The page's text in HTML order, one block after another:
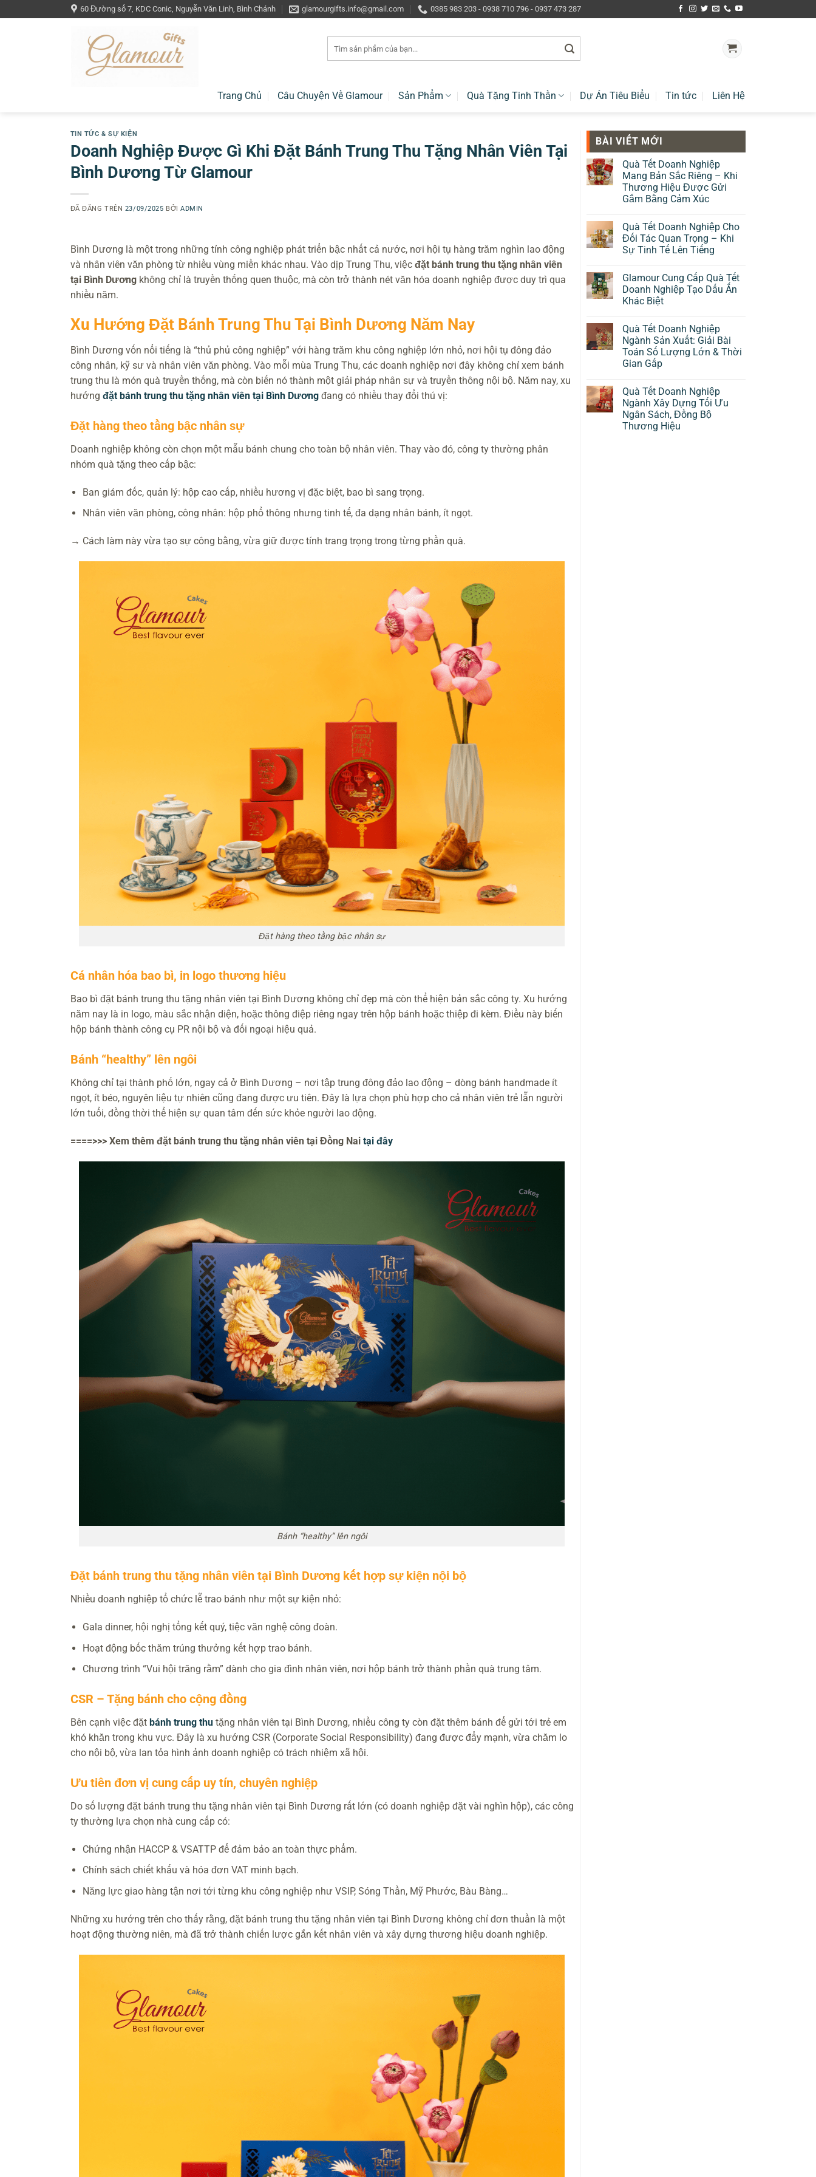
đến
60 Đường số 7, KDC Conic, Nguyễn Văn Linh, Bình Chánh glamourgifts.info@gmail.com 0385 983 203 - 0938 710 796 - 0937 473 287
kiếm:
Trang Chủ Câu Chuyện Về Glamour Sản Phẩm Quà Tặng Tinh Thần Dự Án Tiêu Biểu Tin tức Liên Hệ
TIN TỨC & SỰ KIỆN
Doanh Nghiệp Được Gì Khi Đặt Bánh Trung Thu Tặng Nhân Viên Tại
Bình Dương Từ Glamour
ĐÃ ĐĂNG TRÊN 23/09/2025 BỞIADMIN
Bình Dương là một trong những tỉnh công nghiệp phát triển bậc nhất cả nước, nơi hội tụ hàng trăm nghìn lao động
và nhân viên văn phòng từ nhiều vùng miền khác nhau. Vào dịp Trung Thu, việc đặt bánh trung thu tặng nhân viên
tại Bình Dươngkhông chỉ là truyền thống quen thuộc, mà còn trở thành nét văn hóa doanh nghiệp được duy trì qua
nhiều năm.
Xu Hướng Đặt Bánh Trung Thu Tại Bình Dương Năm Nay
Bình Dương vốn nổi tiếng là “thủ phủ công nghiệp” với hàng trăm khu công nghiệp lớn nhỏ, nơi hội tụ đông đảo
công nhân, kỹ sư và nhân viên văn phòng. Vào mỗi mùa Trung Thu, các doanh nghiệp nơi đây không chỉ xem bánh
trung thu là món quà truyền thống, mà còn biến nó thành một giải pháp nhân sự và truyền thông nội bộ. Năm nay, xu
hướng đặt bánh trung thu tặng nhân viên tại Bình Dương đang có nhiều thay đổi thú vị:
Đặt hàng theo tầng bậc nhân sự
Doanh nghiệp không còn chọn một mẫu bánh chung cho toàn bộ nhân viên. Thay vào đó, công ty thường phân
nhóm quà tặng theo cấp bậc:
Ban giám đốc, quản lý: hộp cao cấp, nhiều hương vị đặc biệt, bao bì sang trọng.
Nhân viên văn phòng, công nhân: hộp phổ thông nhưng tinh tế, đa dạng nhân bánh, ít ngọt.
→ Cách làm này vừa tạo sự công bằng, vừa giữ được tính trang trọng trong từng phần quà.
Đặt hàng theo tầng bậc nhân sự
Cá nhân hóa bao bì, in logo thương hiệu
Bao bì đặt bánh trung thu tặng nhân viên tại Bình Dương không chỉ đẹp mà còn thể hiện bản sắc công ty. Xu hướng
năm nay là in logo, màu sắc nhận diện, hoặc thông điệp riêng ngay trên hộp bánh hoặc thiệp đi kèm. Điều này biến
hộp bánh thành công cụ PR nội bộ và đối ngoại hiệu quả.
Bánh “healthy” lên ngôi
Không chỉ tại thành phố lớn, ngay cả ở Bình Dương – nơi tập trung đông đảo lao động – dòng bánh handmade ít
ngọt, ít béo, nguyên liệu tự nhiên cũng đang được ưu tiên. Đây là lựa chọn phù hợp cho cả nhân viên trẻ lẫn người
lớn tuổi, đồng thời thể hiện sự quan tâm đến sức khỏe người lao động.
====>>> Xem thêm đặt bánh trung thu tặng nhân viên tại Đồng Nai tại đây
Bánh “healthy” lên ngôi
Đặt bánh trung thu tặng nhân viên tại Bình Dương kết hợp sự kiện nội bộ
Nhiều doanh nghiệp tổ chức lễ trao bánh như một sự kiện nhỏ:
Gala dinner, hội nghị tổng kết quý, tiệc văn nghệ công đoàn.
Hoạt động bốc thăm trúng thưởng kết hợp trao bánh.
Chương trình “Vui hội trăng rằm” dành cho gia đình nhân viên, nơi hộp bánh trở thành phần quà trung tâm.
CSR – Tặng bánh cho cộng đồng
Bên cạnh việc đặt bánh trung thutặng nhân viên tại Bình Dương, nhiều công ty còn đặt thêm bánh để gửi tới trẻ em
khó khăn trong khu vực. Đây là xu hướng CSR (Corporate Social Responsibility) đang được đẩy mạnh, vừa chăm lo
cho nội bộ, vừa lan tỏa hình ảnh doanh nghiệp có trách nhiệm xã hội.
Ưu tiên đơn vị cung cấp uy tín, chuyên nghiệp
Do số lượng đặt bánh trung thu tặng nhân viên tại Bình Dương rất lớn (có doanh nghiệp đặt vài nghìn hộp), các công
ty thường lựa chọn nhà cung cấp có:
Chứng nhận HACCP & VSATTP để đảm bảo an toàn thực phẩm.
Chính sách chiết khấu và hóa đơn VAT minh bạch.
Năng lực giao hàng tận nơi tới từng khu công nghiệp như VSIP, Sóng Thần, Mỹ Phước, Bàu Bàng…
Những xu hướng trên cho thấy rằng, đặt bánh trung thu tặng nhân viên tại Bình Dương không chỉ đơn thuần là một
hoạt động thường niên, mà đã trở thành chiến lược gắn kết nhân viên và xây dựng thương hiệu doanh nghiệp.
BÀI VIẾT MỚI
Quà Tết Doanh Nghiệp
Mang Bản Sắc Riêng – Khi
Thương Hiệu Được Gửi
Gắm Bằng Cảm Xúc
Quà Tết Doanh Nghiệp Cho
Đối Tác Quan Trọng – Khi
Sự Tinh Tế Lên Tiếng
Glamour Cung Cấp Quà Tết
Doanh Nghiệp Tạo Dấu Ấn
Khác Biệt
Quà Tết Doanh Nghiệp
Ngành Sản Xuất: Giải Bài
Toán Số Lượng Lớn & Thời
Gian Gấp
Quà Tết Doanh Nghiệp
Ngành Xây Dựng Tối Ưu
Ngân Sách, Đồng Bộ
Thương Hiệu